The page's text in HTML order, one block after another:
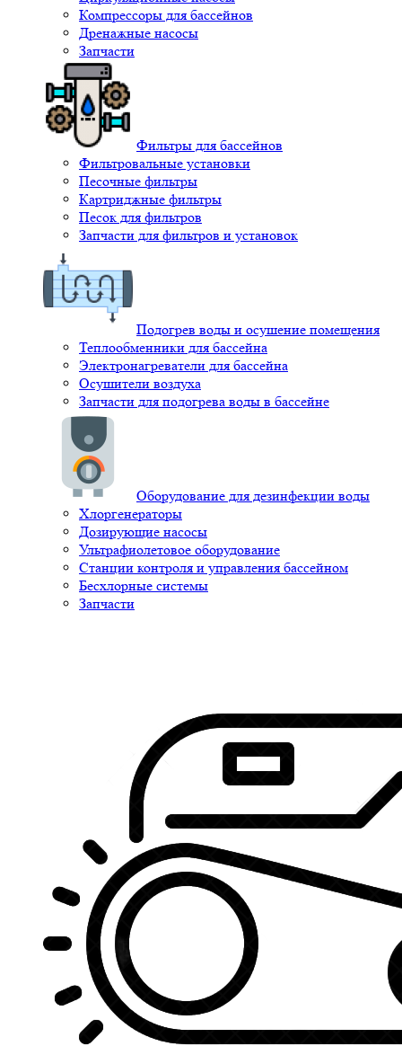
Компрессоры для бассейнов
Дренажные насосы
Запчасти
Фильтры для бассейнов
Фильтровальные установки
Песочные фильтры
Картриджные фильтры
Песок для фильтров
Запчасти для фильтров и установок
Подогрев воды и осушение помещения
Теплообменники для бассейна
Электронагреватели для бассейна
Осушители воздуха
Запчасти для подогрева воды в бассейне
Оборудование для дезинфекции воды
Хлоргенераторы
Дозирующие насосы
Ультрафиолетовое оборудование
Станции контроля и управления бассейном
Бесхлорные системы
Запчасти